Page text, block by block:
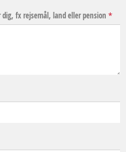
fx rejsemål, land eller pension *